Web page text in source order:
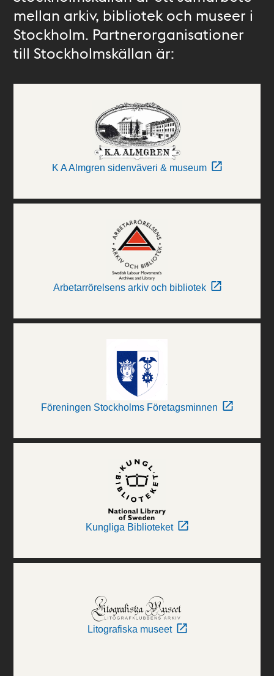
mellan arkiv, bibliotek och museer i
Stockholm. Partnerorganisationer
till Stockholmskällan är:
K A Almgren sidenväveri & museum
Arbetarrörelsens arkiv och bibliotek
Föreningen Stockholms Företagsminnen
Kungliga Biblioteket
Litografiska museet